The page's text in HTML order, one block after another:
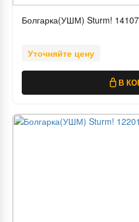
Болгарка(УШМ) Sturm!
Уточняйте цену
В